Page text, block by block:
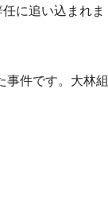
に追い込まれま
事件です。大林組